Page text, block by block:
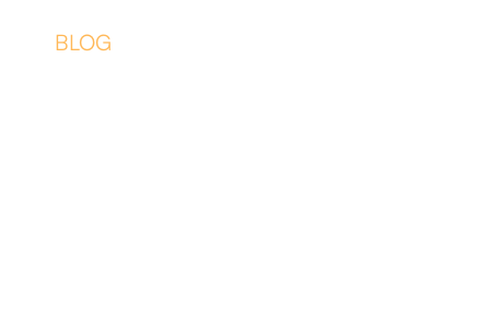
BLOG